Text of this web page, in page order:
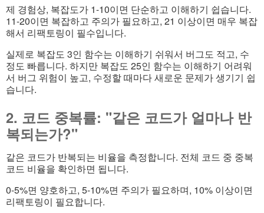
제 경험상, 복잡도가 1-10이면 단순하고 이해하기 쉽습니다.
11-20이면 복잡하고 주의가 필요하고, 21 이상이면 매우 복잡
해서 리팩토링이 필수입니다.
실제로 복잡도 3인 함수는 이해하기 쉬워서 버그도 적고, 수
정도 빠릅니다. 하지만 복잡도 25인 함수는 이해하기 어려워
서 버그 위험이 높고, 수정할 때마다 새로운 문제가 생기기 쉽
습니다.
2. 코드 중복률: "같은 코드가 얼마나 반
복되는가?"
같은 코드가 반복되는 비율을 측정합니다. 전체 코드 중 중복
코드 비율을 확인하면 됩니다.
0-5%면 양호하고, 5-10%면 주의가 필요하며, 10% 이상이면
리팩토링이 필요합니다.